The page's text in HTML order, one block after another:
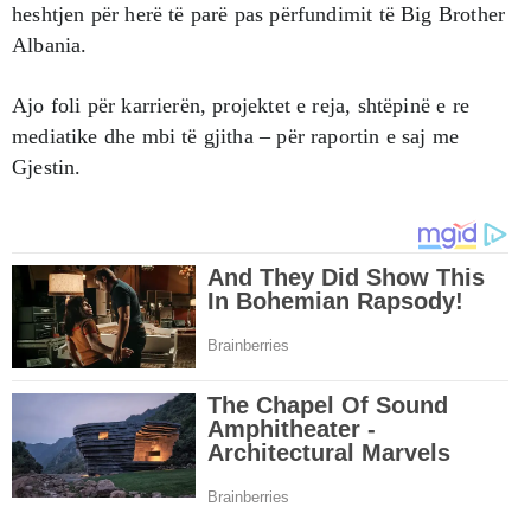
heshtjen për herë të parë pas përfundimit të Big Brother
Albania.
Ajo foli për karrierën, projektet e reja, shtëpinë e re
mediatike dhe mbi të gjitha – për raportin e saj me
Gjestin.